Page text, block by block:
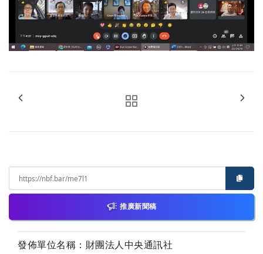
推廣新聞稿
發佈單位名稱：財團法人中央通訊社